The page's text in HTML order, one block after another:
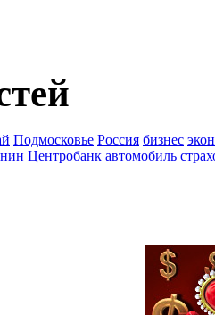
Подмосковье Россия бизнес
Центробанк автомобиль